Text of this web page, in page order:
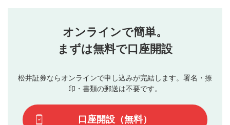
投稿するボタン
星で評価をすると投稿できます。（お名前とコメント
3
動画の評価
です）
行ってください。
当社は、利用者同士、もしくは利用者と第三者間のトラ
ブルによって生じた損害に対して一切の責任を負いませ
評価およびコメントは当社にて審査のうえ、掲載となり
ます。掲載されるまでに日数がかかる場合や掲載されない
てはお答えできません。各動画コンテンツへの掲載をもっ
て結果のご連絡といたします。ご了承ください。
オンラインで簡単。
まずは無料で口座開設
松井証券ならオンラインで申し込みが完結します。署名・捺
印・書類の郵送は不要です。
口座開設（無料）